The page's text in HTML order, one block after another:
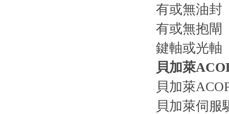
有或無油封
有或無抱閘
鍵軸或光軸
貝加萊
貝加萊
貝加萊伺服